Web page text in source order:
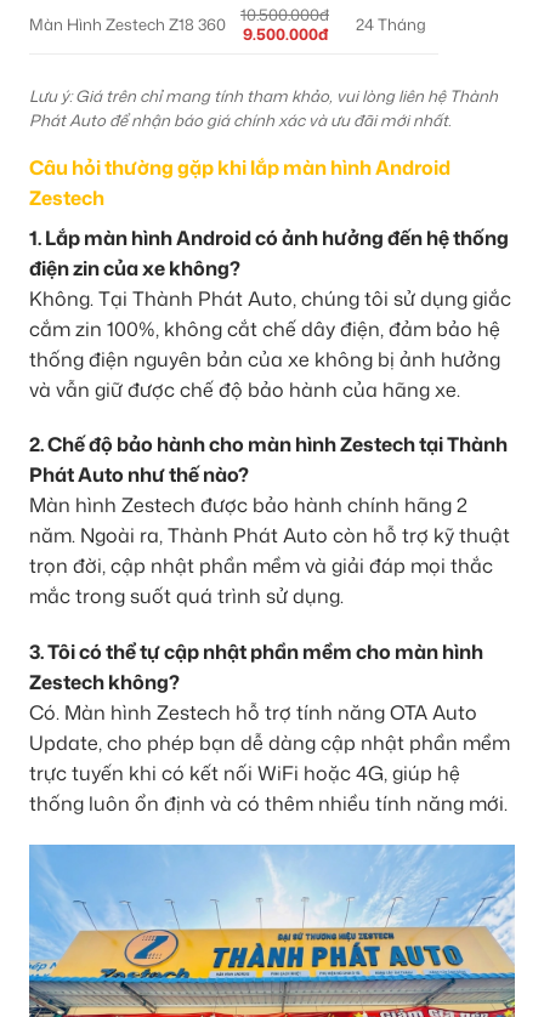
Màn Hình Zestech Z18 360
10.500.000đ
9.500.000đ
24 Tháng
Lưu ý: Giá trên chỉ mang tính tham khảo, vui lòng liên hệ Thành
Phát Auto để nhận báo giá chính xác và ưu đãi mới nhất.
Câu hỏi thường gặp khi lắp màn hình Android
Zestech
1. Lắp màn hình Android có ảnh hưởng đến hệ thống
điện zin của xe không?
Không. Tại Thành Phát Auto, chúng tôi sử dụng giắc
cắm zin 100%, không cắt chế dây điện, đảm bảo hệ
thống điện nguyên bản của xe không bị ảnh hưởng
và vẫn giữ được chế độ bảo hành của hãng xe.
2. Chế độ bảo hành cho màn hình Zestech tại Thành
Phát Auto như thế nào?
Màn hình Zestech được bảo hành chính hãng 2
năm. Ngoài ra, Thành Phát Auto còn hỗ trợ kỹ thuật
trọn đời, cập nhật phần mềm và giải đáp mọi thắc
mắc trong suốt quá trình sử dụng.
3. Tôi có thể tự cập nhật phần mềm cho màn hình
Zestech không?
Có. Màn hình Zestech hỗ trợ tính năng OTA Auto
Update, cho phép bạn dễ dàng cập nhật phần mềm
trực tuyến khi có kết nối WiFi hoặc 4G, giúp hệ
thống luôn ổn định và có thêm nhiều tính năng mới.